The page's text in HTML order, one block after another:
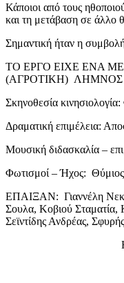
Κάποιοι από τους
και τη μετάβαση σε άλλο
Σημαντική ήταν η
ΤΟ ΕΡΓΟ ΕΙΧΕ ΕΝΑ
(ΑΓΡΟΤΙΚΗ) ΛΗΜΝΟΣ
Σκηνοθεσία
Δραματική επιμέλεια:
Μουσική διδασκαλία –
Φωτισμοί – Ήχος:
ΕΠΑΙΞΑΝ: Γιαννέλη
Σουλα, Κοβιού Σταματία,
Σεϊντίδης Ανδρέας,
Ηλιας